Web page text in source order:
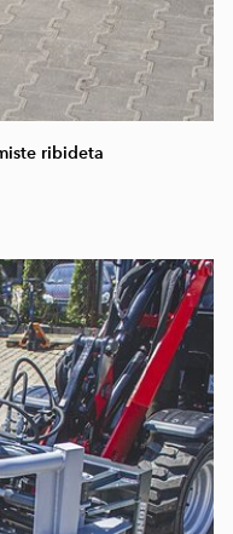
ribideta